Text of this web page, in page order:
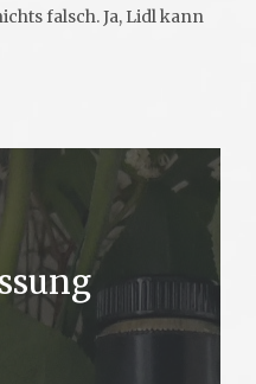
falsch. Ja, Lidl kann